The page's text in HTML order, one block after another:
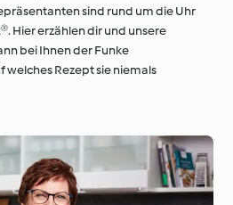
sind rund um die Uhr
Hier erzählen dir und unsere
bei Ihnen der Funke
welches Rezept sie niemals